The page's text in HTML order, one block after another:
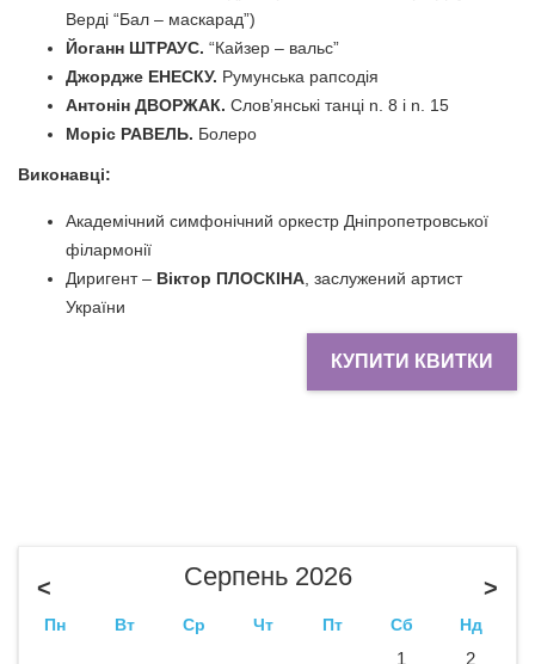
Верді “Бал – маскарад”)
Йоганн ШТРАУС. “Кайзер – вальс”
Джордже ЕНЕСКУ. Румунська рапсодія
Антонін ДВОРЖАК. Слов’янські танці n. 8 і n. 15
Моріс РАВЕЛЬ. Болеро
Виконавці:
Академічний симфонічний оркестр Дніпропетровської
філармонії
Диригент – Віктор ПЛОСКІНА , заслужений артист
України
КУПИТИ КВИТКИ
Серпень 2026 >
<
Пн Вт Ср Чт Пт Сб Нд
1
2